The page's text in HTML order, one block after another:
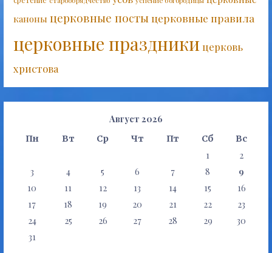
каноны церковные посты церковные правила
церковные праздникицерковь
христова
Август 2026
Пн Вт Ср Чт Пт Сб Вс
1
2
3
4 5 6 7 8
9
10
11 12 13 14 15
16
17
18 19 20 21 22
23
24
25 26 27 28 29
30
31